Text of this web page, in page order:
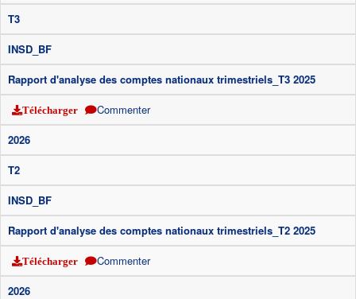
T3
INSD_BF
Rapport d'analyse des comptes nationaux trimestriels_T3 2025
Télécharger
Commenter
2026
T2
INSD_BF
Rapport d'analyse des comptes nationaux trimestriels_T2 2025
Télécharger
Commenter
2026